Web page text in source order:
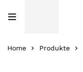
Home Produkte